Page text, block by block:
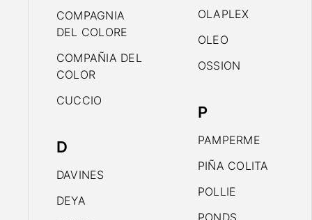
COMPAGNIA
DEL COLORE
COMPAÑIA DEL
COLOR
CUCCIO
D
DAVINES
DEYA
OLAPLEX
OLEO
OSSION
P
PAMPERME
PIÑA COLITA
POLLIE
PONDS